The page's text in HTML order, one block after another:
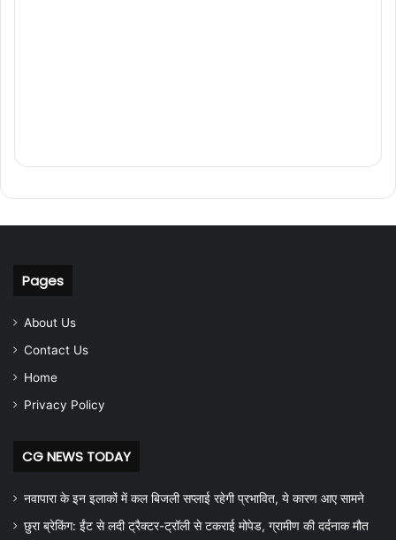
Pages
About Us
Contact Us
Home
Privacy Policy
CG NEWS TODAY
नवापारा के इन इलाकों में कल बिजली सप्लाई रहेगी प्रभावित, ये कारण आए सामने
छुरा ब्रेकिंग: ईंट से लदी ट्रैक्टर-ट्रॉली से टकराई मोपेड, ग्रामीण की दर्दनाक मौत